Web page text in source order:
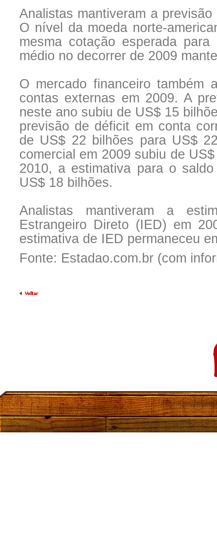
Analistas mantiveram a
O nível da moeda norte-
mesma cotação esperada
médio no decorrer de 2009
O mercado financeiro também
contas externas em 2009. A
neste ano subiu de US$ 15
previsão de déficit em conta
de US$ 22 bilhões para US$
comercial em 2009 subiu de
2010, a estimativa para o
US$ 18 bilhões.
Analistas mantiveram a
Estrangeiro Direto (IED) em
estimativa de IED permaneceu
Fonte: Estadao.com.br (com